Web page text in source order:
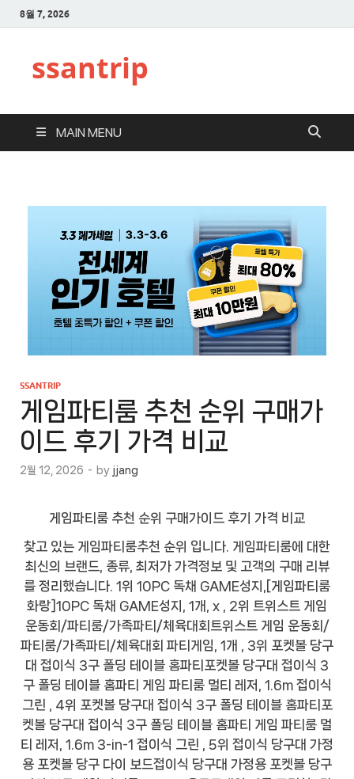
8월 7, 2026
ssantrip
MAIN MENU
SSANTRIP
게임파티룸 추천 순위 구매가
이드 후기 가격 비교
2월 12, 2026 - by jjang
게임파티룸 추천 순위 구매가이드 후기 가격 비교
찾고 있는 게임파티룸추천 순위 입니다. 게임파티룸에 대한
최신의 브랜드, 종류, 최저가 가격정보 및 고객의 구매 리뷰
를 정리했습니다. 1위 10PC 독채 GAME성지,[게임파티룸
화랑]10PC 독채 GAME성지, 1개, x , 2위 트위스트 게임
운동회/파티룸/가족파티/체육대회트위스트 게임 운동회/
파티룸/가족파티/체육대회 파티게임, 1개 , 3위 포켓볼 당구
대 접이식 3구 폴딩 테이블 홈파티포켓볼 당구대 접이식 3
구 폴딩 테이블 홈파티 게임 파티룸 멀티 레저, 1.6m 접이식
그린 , 4위 포켓볼 당구대 접이식 3구 폴딩 테이블 홈파티포
켓볼 당구대 접이식 3구 폴딩 테이블 홈파티 게임 파티룸 멀
티 레저, 1.6m 3-in-1 접이식 그린 , 5위 접이식 당구대 가정
용 포켓볼 당구 다이 보드접이식 당구대 가정용 포켓볼 당구